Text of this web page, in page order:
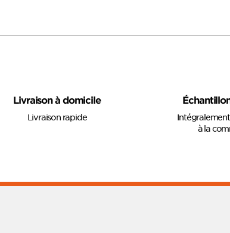
Livraison à domicile
Livraison rapide
à la